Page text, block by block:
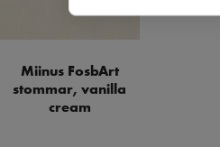
Miinus FosbArt
stommar, vanilla
cream